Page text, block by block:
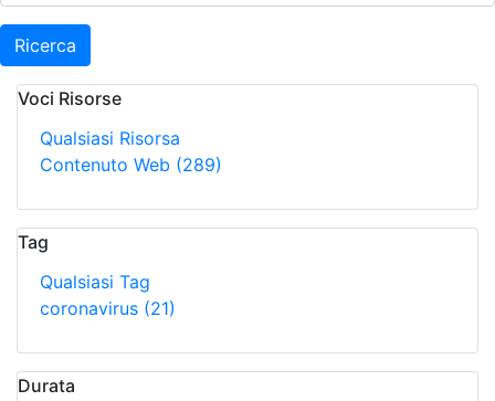
Ricerca
Voci Risorse
Qualsiasi Risorsa
Contenuto Web (289)
Tag
Qualsiasi Tag
coronavirus (21)
Durata